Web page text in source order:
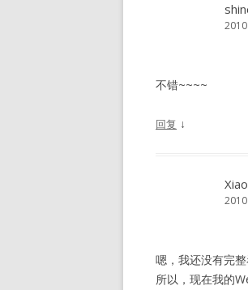
不错~~~~
回复 ↓
嗯，我还没有完
所以，现在我的